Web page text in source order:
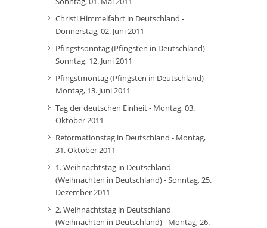
Christi Himmelfahrt in Deutschland -
Donnerstag, 02. Juni 2011
Pfingstsonntag (Pfingsten in Deutschland) -
Sonntag, 12. Juni 2011
Pfingstmontag (Pfingsten in Deutschland) -
Montag, 13. Juni 2011
Tag der deutschen Einheit - Montag, 03.
Oktober 2011
Reformationstag in Deutschland - Montag,
31. Oktober 2011
1. Weihnachtstag in Deutschland
(Weihnachten in Deutschland) - Sonntag, 25.
Dezember 2011
2. Weihnachtstag in Deutschland
(Weihnachten in Deutschland) - Montag, 26.